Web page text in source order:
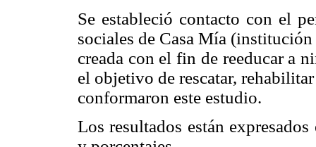
Se estableció contacto con el
sociales de Casa Mía
creada con el fin de reeducar a
el objetivo de rescatar,
conformaron este estudio.
Los resultados están